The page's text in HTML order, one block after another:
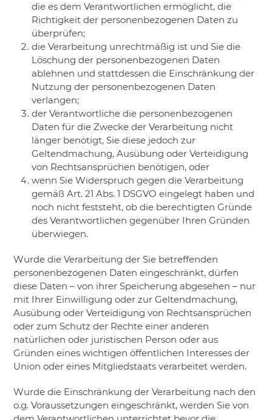
die es dem Verantwortlichen ermöglicht, die
Richtigkeit der personenbezogenen Daten zu
überprüfen;
​die Verarbeitung unrechtmäßig ist und Sie die
Löschung der personenbezogenen Daten
ablehnen und stattdessen die Einschränkung der
Nutzung der personenbezogenen Daten
verlangen;
​der Verantwortliche die personenbezogenen
Daten für die Zwecke der Verarbeitung nicht
länger benötigt, Sie diese jedoch zur
Geltendmachung, Ausübung oder Verteidigung
von Rechtsansprüchen benötigen, oder
​wenn Sie Widerspruch gegen die Verarbeitung
gemäß Art. 21 Abs. 1 DSGVO eingelegt haben und
noch nicht feststeht, ob die berechtigten Gründe
des Verantwortlichen gegenüber Ihren Gründen
überwiegen.
Wurde die Verarbeitung der Sie betreffenden
personenbezogenen Daten eingeschränkt, dürfen
diese Daten – von ihrer Speicherung abgesehen – nur
mit Ihrer Einwilligung oder zur Geltendmachung,
Ausübung oder Verteidigung von Rechtsansprüchen
oder zum Schutz der Rechte einer anderen
natürlichen oder juristischen Person oder aus
Gründen eines wichtigen öffentlichen Interesses der
Union oder eines Mitgliedstaats verarbeitet werden.
Wurde die Einschränkung der Verarbeitung nach den
o.g. Voraussetzungen eingeschränkt, werden Sie von